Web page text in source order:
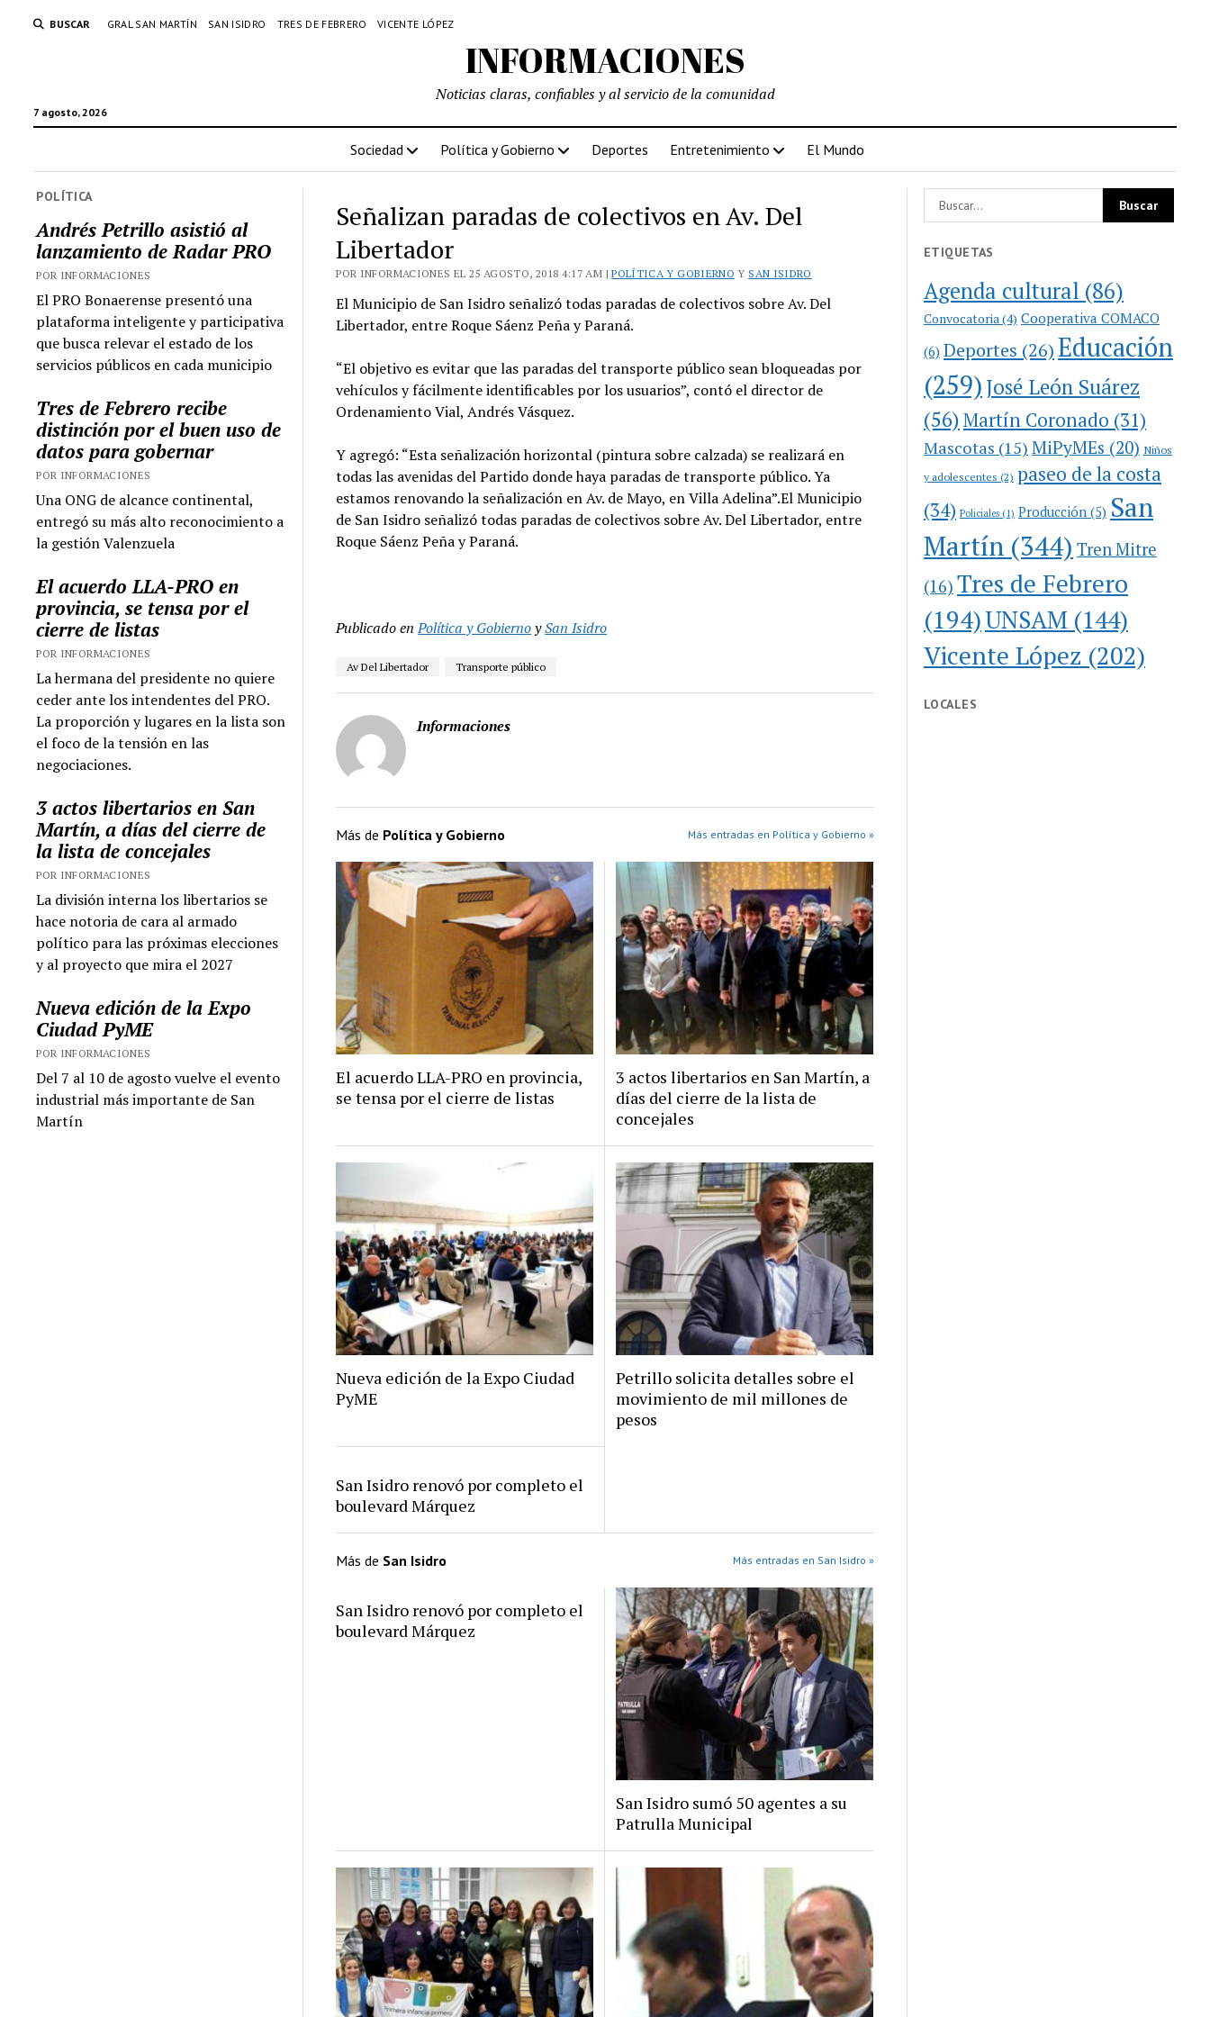
BUSCAR GRAL SAN MARTÍN SAN ISIDRO TRES DE FEBRERO VICENTE LÓPEZ
INFORMACIONES
7 agosto, 2026
Noticias claras, confiables y al servicio de la comunidad
Sociedad Política y Gobierno Deportes Entretenimiento El Mundo
POLÍTICA
Andrés Petrillo asistió al
lanzamiento de Radar PRO
POR INFORMACIONES
El PRO Bonaerense presentó una
plataforma inteligente y participativa
que busca relevar el estado de los
servicios públicos en cada municipio
Tres de Febrero recibe
distinción por el buen uso de
datos para gobernar
POR INFORMACIONES
Una ONG de alcance continental,
entregó su más alto reconocimiento a
la gestión Valenzuela
El acuerdo LLA-PRO en
provincia, se tensa por el
cierre de listas
POR INFORMACIONES
La hermana del presidente no quiere
ceder ante los intendentes del PRO.
La proporción y lugares en la lista son
el foco de la tensión en las
negociaciones.
3 actos libertarios en San
Martín, a días del cierre de
la lista de concejales
POR INFORMACIONES
La división interna los libertarios se
hace notoria de cara al armado
político para las próximas elecciones
y al proyecto que mira el 2027
Nueva edición de la Expo
Ciudad PyME
POR INFORMACIONES
Del 7 al 10 de agosto vuelve el evento
industrial más importante de San
Martín
Señalizan paradas de colectivos en Av. Del
Libertador
POR INFORMACIONES EL 25 AGOSTO, 2018 4:17 AM |POLÍTICA Y GOBIERNO Y SAN ISIDRO
El Municipio de San Isidro señalizó todas paradas de colectivos sobre Av. Del
Libertador, entre Roque Sáenz Peña y Paraná.
“El objetivo es evitar que las paradas del transporte público sean bloqueadas por
vehículos y fácilmente identificables por los usuarios”, contó el director de
Ordenamiento Vial, Andrés Vásquez.
Y agregó: “Esta señalización horizontal (pintura sobre calzada) se realizará en
todas las avenidas del Partido donde haya paradas de transporte público. Ya
estamos renovando la señalización en Av. de Mayo, en Villa Adelina”.El Municipio
de San Isidro señalizó todas paradas de colectivos sobre Av. Del Libertador, entre
Roque Sáenz Peña y Paraná.
Publicado en Política y GobiernoySan Isidro
Av Del Libertador Transporte público
Informaciones
Más de Política y Gobierno Más entradas en Política y Gobierno »
El acuerdo LLA-PRO en provincia,
se tensa por el cierre de listas
3 actos libertarios en San Martín, a
días del cierre de la lista de
concejales
Nueva edición de la Expo Ciudad
PyME
Petrillo solicita detalles sobre el
movimiento de mil millones de
pesos
San Isidro renovó por completo el
boulevard Márquez
Más de San Isidro Más entradas en San Isidro »
San Isidro renovó por completo el
boulevard Márquez
San Isidro sumó 50 agentes a su
Patrulla Municipal
ETIQUETAS
Agenda cultural (86)
Convocatoria (4) Cooperativa COMACO
(6) Deportes (26)Educación
(259)José León Suárez
(56)Martín Coronado (31)
Mascotas (15) MiPyMEs (20) Niños
y adolescentes (2) paseo de la costa
(34) Policiales (1) Producción (5) San
Martín (344) Tren Mitre
(16) Tres de Febrero
(194)UNSAM (144)
Vicente López (202)
LOCALES